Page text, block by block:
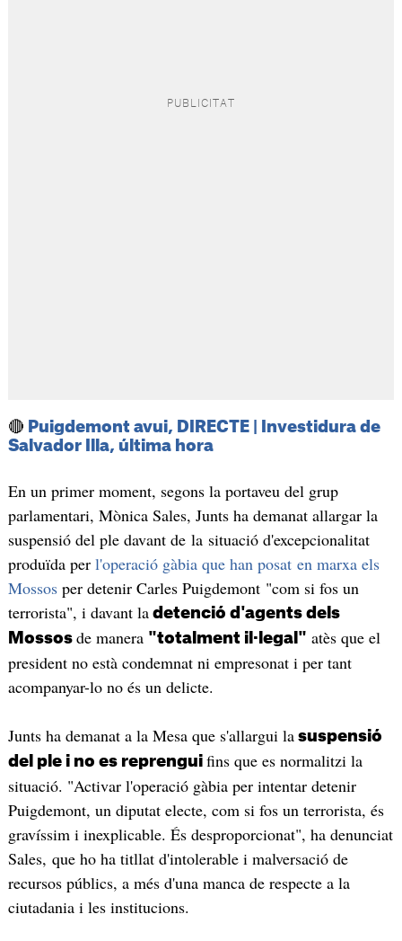
🔴 Puigdemont avui, DIRECTE | Investidura de
Salvador Illa, última hora
En un primer moment, segons la portaveu del grup
parlamentari, Mònica Sales, Junts ha demanat allargar la
suspensió del ple davant de la situació d'excepcionalitat
produïda perl'operació gàbia que han posat en marxa els
Mossosper detenir Carles Puigdemont "com si fos un
terrorista", i davant ladetenció d'agents dels
Mossos de manera "totalment il·legal" atès que el
president no està condemnat ni empresonat i per tant
acompanyar-lo no és un delicte.
Junts ha demanat a la Mesa que s'allargui la suspensió
del ple i no es reprengui fins que es normalitzi la
situació. "Activar l'operació gàbia per intentar detenir
Puigdemont, un diputat electe, com si fos un terrorista, és
gravíssim i inexplicable. És desproporcionat", ha denunciat
Sales, que ho ha titllat d'intolerable i malversació de
recursos públics, a més d'una manca de respecte a la
ciutadania i les institucions.